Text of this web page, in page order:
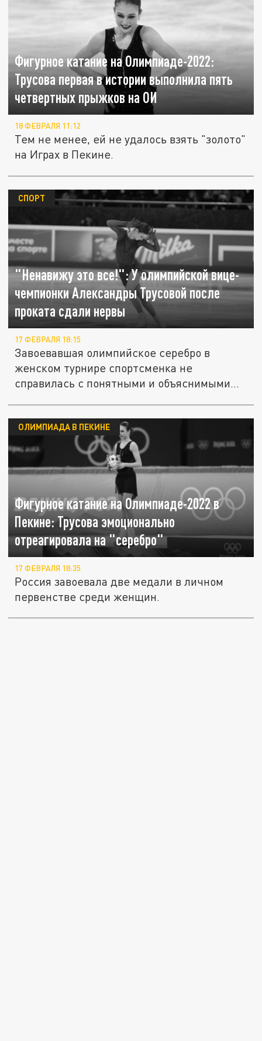
Фигурное катание на Олимпиаде-2022:
Трусова первая в истории выполнила пять
четвертных прыжков на ОИ
18 ФЕВРАЛЯ 11:12
Тем не менее, ей не удалось взять "золото"
на Играх в Пекине.
"Ненавижу это все!": У олимпийской вице-
чемпионки Александры Трусовой после
проката сдали нервы
СПОРТ
17 ФЕВРАЛЯ 18:15
Завоевавшая олимпийское серебро в
женском турнире спортсменка не
справилась с понятными и объяснимыми...
Фигурное катание на Олимпиаде-2022 в
Пекине: Трусова эмоционально
отреагировала на "серебро"
ОЛИМПИАДА В ПЕКИНЕ
17 ФЕВРАЛЯ 18:35
Россия завоевала две медали в личном
первенстве среди женщин.